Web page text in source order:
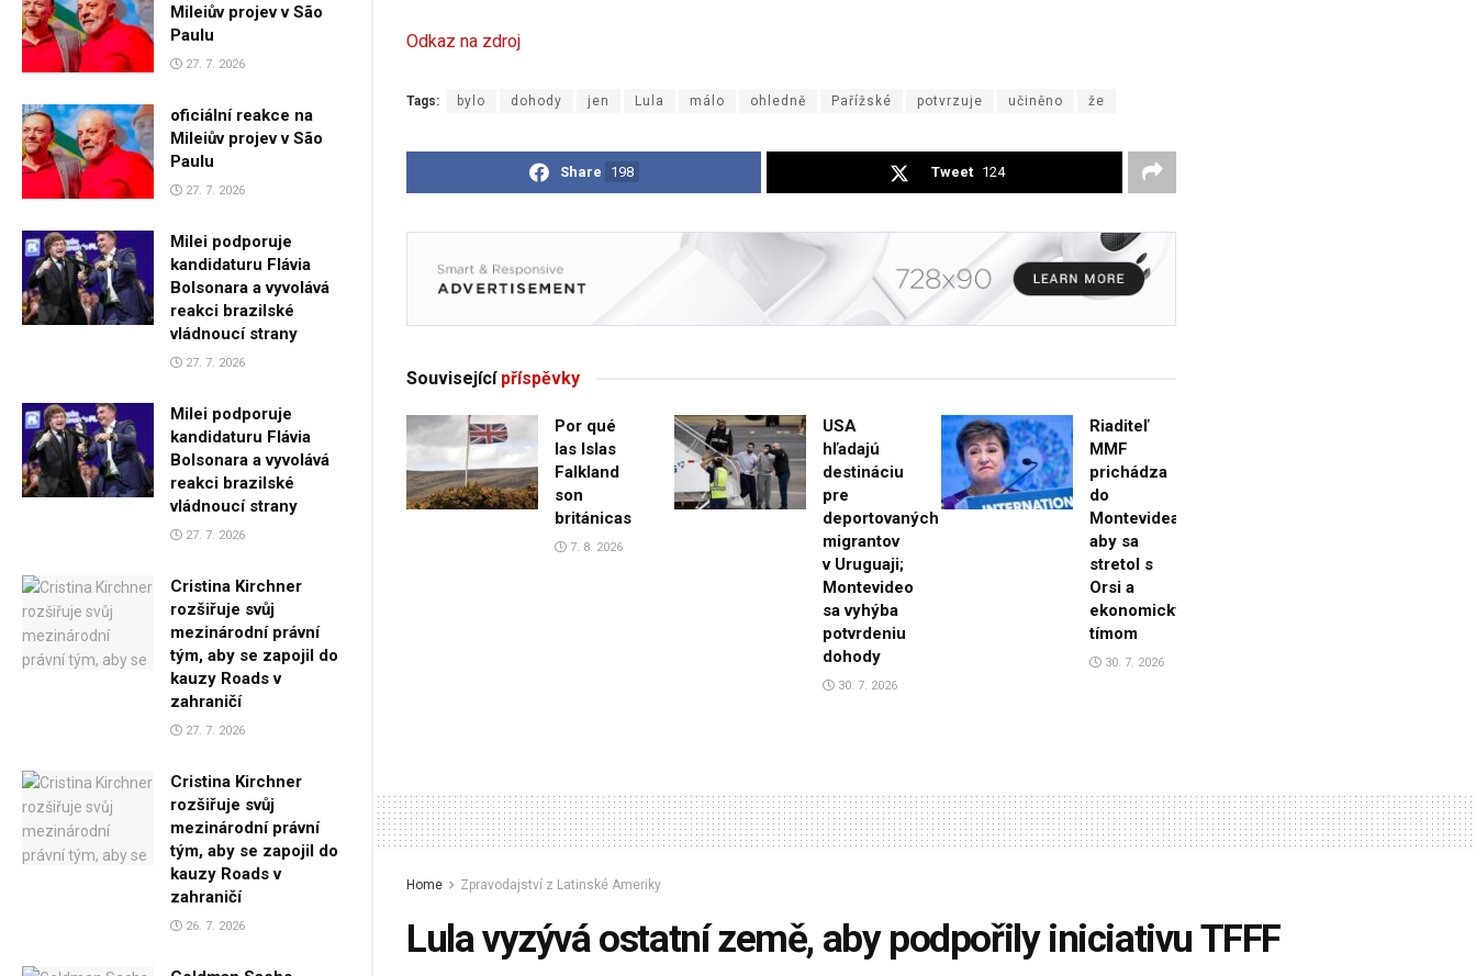
Mileiův projev v São
Paulu
27. 7. 2026
oficiální reakce na
Mileiův projev v São
Paulu
27. 7. 2026
Milei podporuje
kandidaturu Flávia
Bolsonara a vyvolává
reakci brazilské
vládnoucí strany
27. 7. 2026
Milei podporuje
kandidaturu Flávia
Bolsonara a vyvolává
reakci brazilské
vládnoucí strany
27. 7. 2026
Cristina Kirchner
rozšiřuje svůj
mezinárodní právní
tým, aby se zapojil do
kauzy Roads v
zahraničí
27. 7. 2026
Cristina Kirchner
rozšiřuje svůj
mezinárodní právní
tým, aby se zapojil do
kauzy Roads v
zahraničí
26. 7. 2026
Odkaz na zdroj
Tags: bylo dohody jen Lula málo ohledně Pařížské potvrzuje učiněno že
Share 198 Tweet 124
Souvisejícípříspěvky
Por qué
las Islas
Falkland
son
británicas
7. 8. 2026
USA
hľadajú
destináciu
pre
deportovaných
migrantov
v Uruguaji;
Montevideo
sa vyhýba
potvrdeniu
dohody
30. 7. 2026
Riaditeľ
MMF
prichádza
do
Montevidea,
aby sa
stretol s
Orsi a
ekonomickým
tímom
30. 7. 2026
Home Zpravodajství z Latinské Ameriky
Lula vyzývá ostatní země, aby podpořily iniciativu TFFF